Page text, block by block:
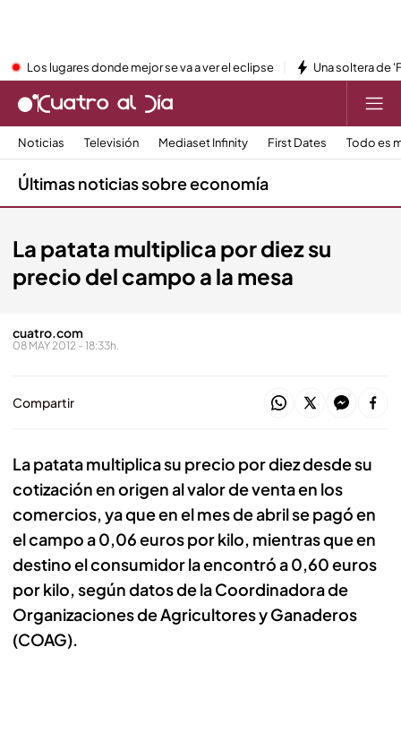
Los lugares donde mejor se va a ver el eclipse Una soltera de
Noticias Televisión Mediaset Infinity First Dates Todo es
Últimas noticias sobre economía
La patata multiplica por diez su
precio del campo a la mesa
cuatro.com
08 MAY 2012 - 18:33h.
Compartir
La patata multiplica su precio por diez desde su
cotización en origen al valor de venta en los
comercios, ya que en el mes de abril se pagó en
el campo a 0,06 euros por kilo, mientras que en
destino el consumidor la encontró a 0,60 euros
por kilo, según datos de la Coordinadora de
Organizaciones de Agricultores y Ganaderos
(COAG).